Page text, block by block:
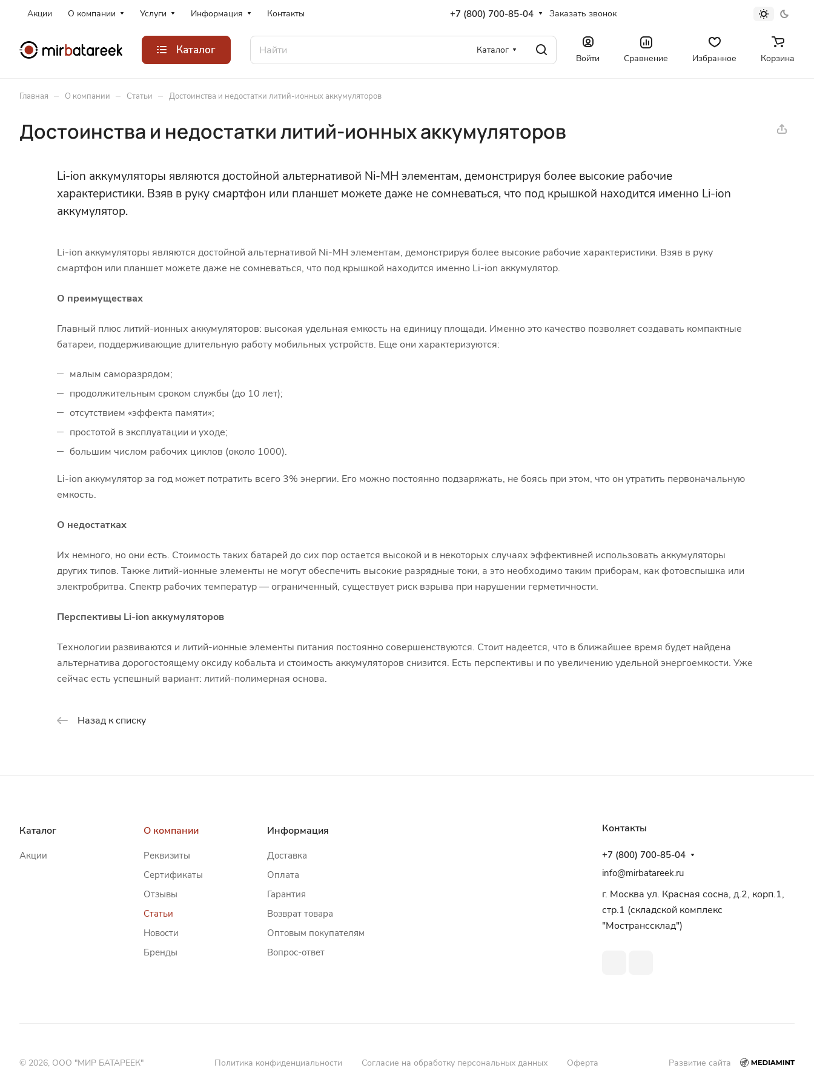
Акции О компании Услуги Информация Контакты +7 (800) 700-85-04 Заказать звонок
Каталог Каталог
Войти Сравнение Избранное Корзина
Главная – О компании – Статьи – Достоинства и недостатки литий-ионных аккумуляторов
Достоинства и недостатки литий-ионных аккумуляторов
Li-ion аккумуляторы являются достойной альтернативой Ni-MH элементам, демонстрируя более высокие рабочие
характеристики. Взяв в руку смартфон или планшет можете даже не сомневаться, что под крышкой находится именно Li-ion
аккумулятор.
Li-ion аккумуляторы являются достойной альтернативой Ni-MH элементам, демонстрируя более высокие рабочие характеристики. Взяв в руку
смартфон или планшет можете даже не сомневаться, что под крышкой находится именно Li-ion аккумулятор.
О преимуществах
Главный плюс литий-ионных аккумуляторов: высокая удельная емкость на единицу площади. Именно это качество позволяет создавать компактные
батареи, поддерживающие длительную работу мобильных устройств. Еще они характеризуются:
малым саморазрядом;
продолжительным сроком службы (до 10 лет);
отсутствием «эффекта памяти»;
простотой в эксплуатации и уходе;
большим числом рабочих циклов (около 1000).
Li-ion аккумулятор за год может потратить всего 3% энергии. Его можно постоянно подзаряжать, не боясь при этом, что он утратить первоначальную
емкость.
О недостатках
Их немного, но они есть. Стоимость таких батарей до сих пор остается высокой и в некоторых случаях эффективней использовать аккумуляторы
других типов. Также литий-ионные элементы не могут обеспечить высокие разрядные токи, а это необходимо таким приборам, как фотовспышка или
электробритва. Спектр рабочих температур — ограниченный, существует риск взрыва при нарушении герметичности.
Перспективы Li-ion аккумуляторов
Технологии развиваются и литий-ионные элементы питания постоянно совершенствуются. Стоит надеется, что в ближайшее время будет найдена
альтернатива дорогостоящему оксиду кобальта и стоимость аккумуляторов снизится. Есть перспективы и по увеличению удельной энергоемкости. Уже
сейчас есть успешный вариант: литий-полимерная основа.
Назад к списку
Каталог
Акции
О компании
Реквизиты
Сертификаты
Отзывы
Статьи
Новости
Бренды
Информация
Доставка
Оплата
Гарантия
Возврат товара
Оптовым покупателям
Вопрос-ответ
Контакты
+7 (800) 700-85-04
info@mirbatareek.ru
г. Москва ул. Красная сосна, д.2, корп.1,
стр.1 (складской комплекс
"Мостранссклад")
© 2026, ООО "МИР БАТАРЕЕК" Политика конфиденциальности Согласие на обработку персональных данных Оферта Развитие сайта